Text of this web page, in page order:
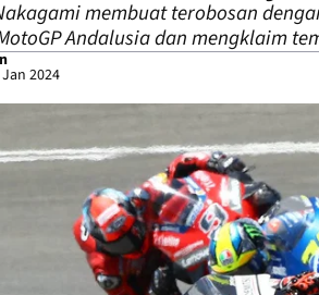
membuat terobosan
Andalusia dan mengklaim
2024